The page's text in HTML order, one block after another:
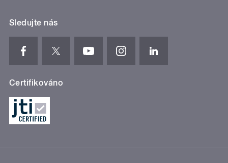
Sledujte nás
Certifikováno